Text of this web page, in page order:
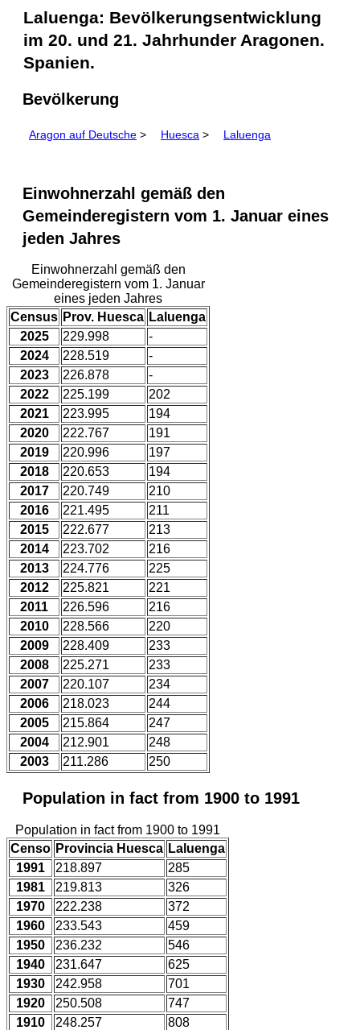
Laluenga: Bevölkerungsentwicklung
im 20. und 21. Jahrhunder Aragonen.
Spanien.
Bevölkerung
Aragon auf Deutsche > Huesca > Laluenga
Einwohnerzahl gemäß den
Gemeinderegistern vom 1. Januar eines
jeden Jahres
Einwohnerzahl gemäß den
Gemeinderegistern vom 1. Januar
eines jeden Jahres
Census Prov. Huesca Laluenga
2025
229.998
-
2024
228.519
-
2023
226.878
-
2022
225.199
202
2021
223.995
194
2020
222.767
191
2019
220.996
197
2018
220.653
194
2017
220.749
210
2016
221.495
211
2015
222.677
213
2014
223.702
216
2013
224.776
225
2012
225.821
221
2011
226.596
216
2010
228.566
220
2009
228.409
233
2008
225.271
233
2007
220.107
234
2006
218.023
244
2005
215.864
247
2004
212.901
248
2003
211.286 250
Population in fact from 1900 to 1991
Population in fact from 1900 to 1991
Censo Provincia Huesca Laluenga
1991
218.897
285
1981
219.813
326
1970
222.238
372
1960
233.543
459
1950
236.232
546
1940
231.647
625
1930
242.958
701
1920
250.508
747
1910
248.257
808